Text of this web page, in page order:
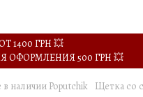
1400 ГРН 💥
ОФОРМЛЕНИЯ 500 ГРН 💥
наличии Poputchik Щетка со